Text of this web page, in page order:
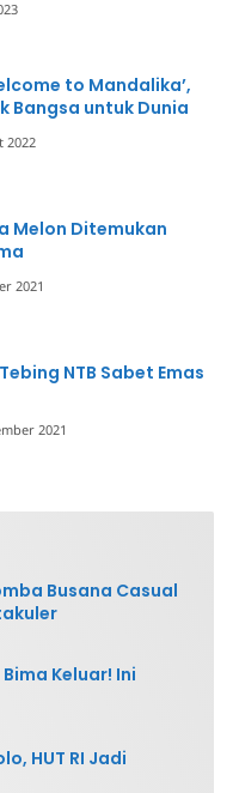
to Mandalika’,
Bangsa untuk Dunia
2022
Melon Ditemukan
2021
NTB Sabet Emas
2021
Busana Casual
Keluar! Ini
HUT RI Jadi